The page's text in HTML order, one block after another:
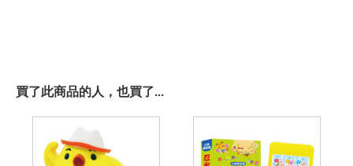
買了此商品的人，也買了...